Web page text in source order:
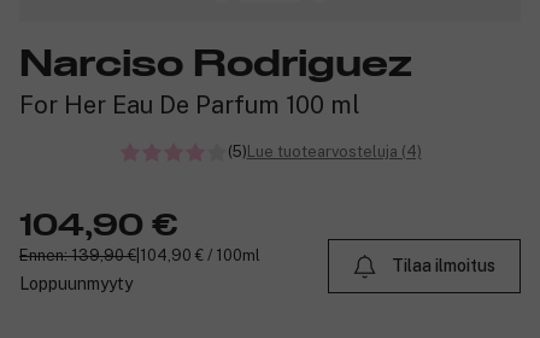
Narciso Rodriguez
For Her Eau De Parfum 100 ml
(5) Lue tuotearvosteluja (4)
104,90 €
Ennen: 139,90 € 104,90 € / 100ml
Loppuunmyyty
Tilaa ilmoitus